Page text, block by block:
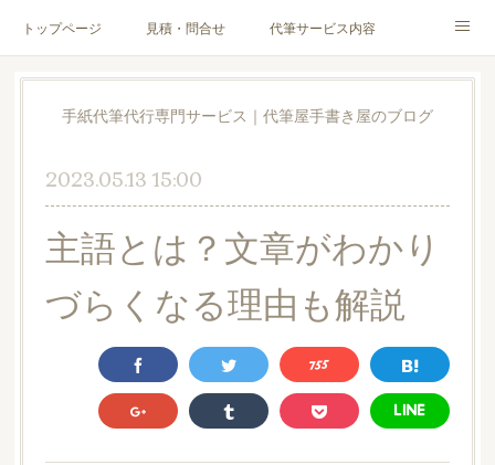
トップページ 見積・問合せ 代筆サービス内容
料金表 代筆サンプル 手紙文章作成代行サービス
ブログ お客様の声
Instagram
手紙代筆代行専門サービス｜代筆屋手書き屋のブログ
2023.05.13 15:00
主語とは？文章がわかり
づらくなる理由も解説